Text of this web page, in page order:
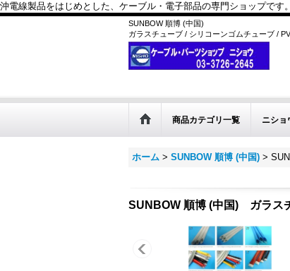
沖電線製品をはじめとした、ケーブル・電子部品の専門ショップで
SUNBOW 順博 (中国)
ガラスチューブ / シリコーンゴムチューブ /
商品カテゴリ一覧 ニショ
ホーム > SUNBOW 順博 (中国) >
SUNBOW 順博 (中国) ガラス